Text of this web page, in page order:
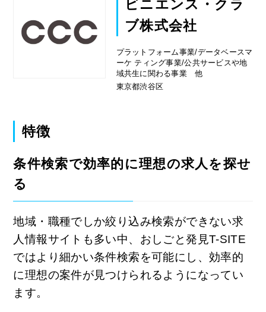
ビニエンス・クラ
ブ株式会社
プラットフォーム事業/データベースマ
ーケ ティング事業/公共サービスや地
域共生に関わる事業 他
東京都渋谷区
特徴
条件検索で効率的に理想の求人を探せ
る
地域・職種でしか絞り込み検索ができない求
人情報サイトも多い中、おしごと発見T-SITE
ではより細かい条件検索を可能にし、効率的
に理想の案件が見つけられるようになってい
ます。